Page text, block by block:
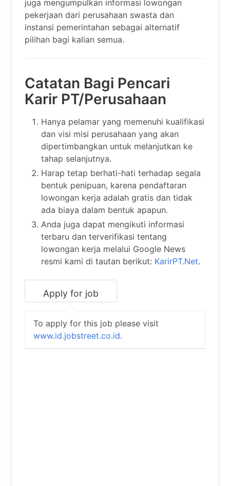
juga mengumpulkan informasi lowongan
pekerjaan dari perusahaan swasta dan
instansi pemerintahan sebagai alternatif
pilihan bagi kalian semua.
Catatan Bagi Pencari
Karir PT/Perusahaan
Hanya pelamar yang memenuhi kualifikasi
dan visi misi perusahaan yang akan
dipertimbangkan untuk melanjutkan ke
tahap selanjutnya.
Harap tetap berhati-hati terhadap segala
bentuk penipuan, karena pendaftaran
lowongan kerja adalah gratis dan tidak
ada biaya dalam bentuk apapun.
Anda juga dapat mengikuti informasi
terbaru dan terverifikasi tentang
lowongan kerja melalui Google News
resmi kami di tautan berikut: KarirPT.Net.
To apply for this job please visit
www.id.jobstreet.co.id.